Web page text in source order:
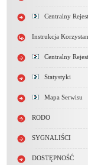
Centralny
Instrukcja
Centralny
Statystyki
Mapa Serwisu
RODO
SYGNALIŚCI
DOSTĘPNOŚĆ